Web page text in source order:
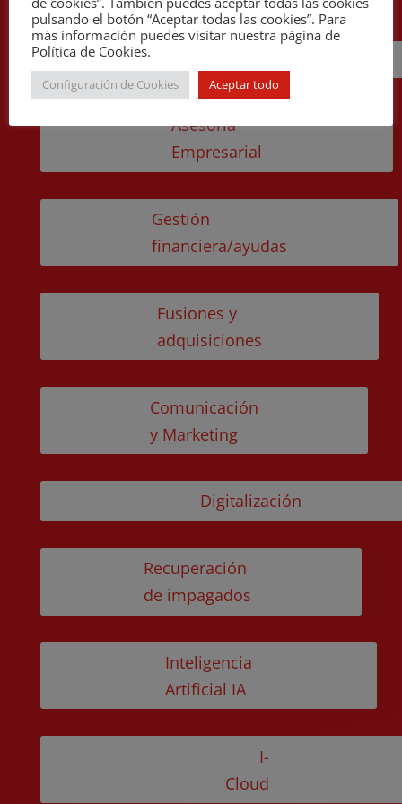
Asesoría
Empresarial
Gestión
financiera/ayudas
Fusiones y
adquisiciones
Comunicación
y Marketing
Digitalización
Recuperación
de impagados
Inteligencia
Artificial IA
I-
Cloud
pulsando el botón “Aceptar todas las cookies”. Para
más información puedes visitar nuestra página de
Política de Cookies.
Configuración de Cookies Aceptar todo